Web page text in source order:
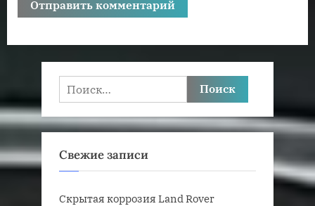
Найти:
Свежие записи
Скрытая коррозия Land Rover